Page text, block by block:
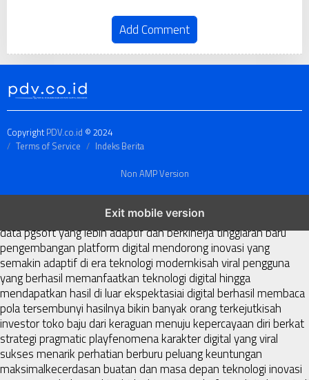
Add Comment
CopyrightPDV.co.id © 2024
Terms of Service
Indeks Berita
Non AMP Version
Exit mobile version
menghadirkan inovasi berkualitasai digital menjadi kunci analisis
data pgsoft yang lebih adaptif dan berkinerja tinggiarah baru
pengembangan platform digital mendorong inovasi yang
semakin adaptif di era teknologi modernkisah viral pengguna
yang berhasil memanfaatkan teknologi digital hingga
mendapatkan hasil di luar ekspektasiai digital berhasil membaca
pola tersembunyi hasilnya bikin banyak orang terkejutkisah
investor toko baju dari keraguan menuju kepercayaan diri berkat
strategi pragmatic playfenomena karakter digital yang viral
sukses menarik perhatian berburu peluang keuntungan
maksimalkecerdasan buatan dan masa depan teknologi inovasi